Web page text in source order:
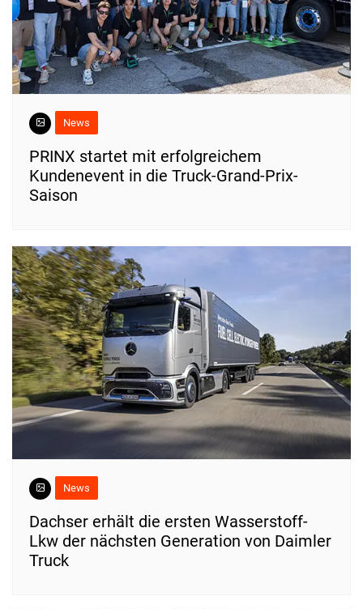
News
PRINX startet mit erfolgreichem
Kundenevent in die Truck-Grand-Prix-
Saison
News
Dachser erhält die ersten Wasserstoff-
Lkw der nächsten Generation von Daimler
Truck